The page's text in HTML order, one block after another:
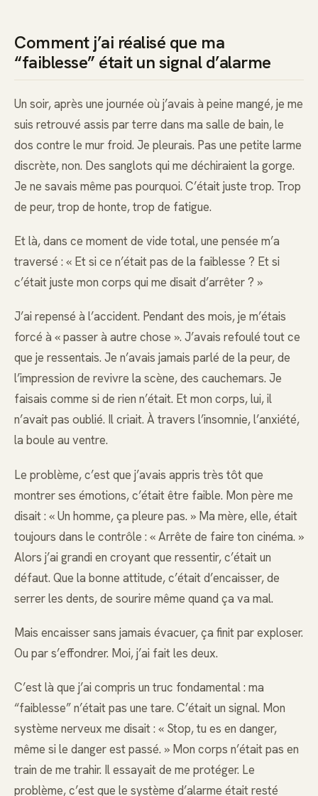
Comment j’ai réalisé que ma
“faiblesse” était un signal d’alarme
Un soir, après une journée où j’avais à peine mangé, je me
suis retrouvé assis par terre dans ma salle de bain, le
dos contre le mur froid. Je pleurais. Pas une petite larme
discrète, non. Des sanglots qui me déchiraient la gorge.
Je ne savais même pas pourquoi. C’était juste trop. Trop
de peur, trop de honte, trop de fatigue.
Et là, dans ce moment de vide total, une pensée m’a
traversé : « Et si ce n’était pas de la faiblesse ? Et si
c’était juste mon corps qui me disait d’arrêter ? »
J’ai repensé à l’accident. Pendant des mois, je m’étais
forcé à « passer à autre chose ». J’avais refoulé tout ce
que je ressentais. Je n’avais jamais parlé de la peur, de
l’impression de revivre la scène, des cauchemars. Je
faisais comme si de rien n’était. Et mon corps, lui, il
n’avait pas oublié. Il criait. À travers l’insomnie, l’anxiété,
la boule au ventre.
Le problème, c’est que j’avais appris très tôt que
montrer ses émotions, c’était être faible. Mon père me
disait : « Un homme, ça pleure pas. » Ma mère, elle, était
toujours dans le contrôle : « Arrête de faire ton cinéma. »
Alors j’ai grandi en croyant que ressentir, c’était un
défaut. Que la bonne attitude, c’était d’encaisser, de
serrer les dents, de sourire même quand ça va mal.
Mais encaisser sans jamais évacuer, ça finit par exploser.
Ou par s’effondrer. Moi, j’ai fait les deux.
C’est là que j’ai compris un truc fondamental : ma
“faiblesse” n’était pas une tare. C’était un signal. Mon
système nerveux me disait : « Stop, tu es en danger,
même si le danger est passé. » Mon corps n’était pas en
train de me trahir. Il essayait de me protéger. Le
problème, c’est que le système d’alarme était resté